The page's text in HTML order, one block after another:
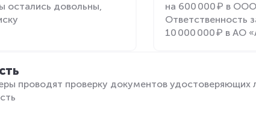
остались довольны,
на 600 000 ₽ в
Ответственность
10 000 000 ₽ в АО
проводят проверку документов